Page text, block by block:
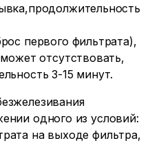
первого фильтрата),
отсутствовать,
3-15 минут.
одного из условий:
на выходе фильтра,